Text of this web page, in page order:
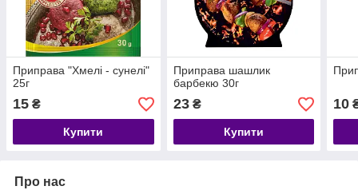
Приправа "Хмелі - сунелі"
25г
15 ₴
Купити
Приправа шашлик
барбекю 30г
23₴
Купити
10
Про нас